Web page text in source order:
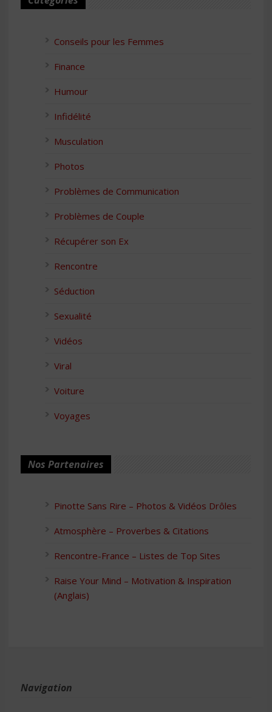
Conseils pour les Femmes
Finance
Humour
Infidélité
Musculation
Photos
Problèmes de Communication
Problèmes de Couple
Récupérer son Ex
Rencontre
Séduction
Sexualité
Vidéos
Viral
Voiture
Voyages
Nos Partenaires
Pinotte Sans Rire – Photos & Vidéos Drôles
Atmosphère – Proverbes & Citations
Rencontre-France – Listes de Top Sites
Raise Your Mind – Motivation & Inspiration
(Anglais)
Navigation